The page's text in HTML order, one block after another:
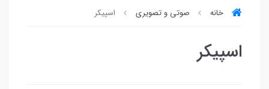
خانه صوتی و تصویری اسپیکر
اسپیکر